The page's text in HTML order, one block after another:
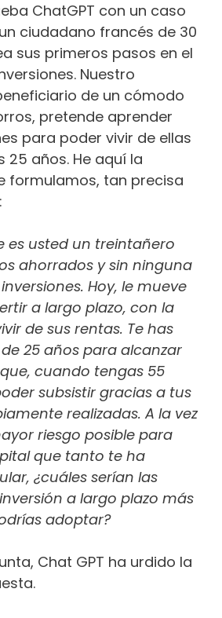
ChatGPT con un caso
ciudadano francés de 30
sus primeros pasos en el
Nuestro
de un cómodo
pretende aprender
para poder vivir de ellas
25 años. He aquí la
formulamos, tan precisa
es usted un treintañero
ahorrados y sin ninguna
Hoy, le mueve
a largo plazo, con la
de sus rentas. Te has
25 años para alcanzar
cuando tengas 55
subsistir gracias a tus
realizadas. A la vez
riesgo posible para
que tanto te ha
¿cuáles serían las
a largo plazo más
adoptar?
Chat GPT ha urdido la